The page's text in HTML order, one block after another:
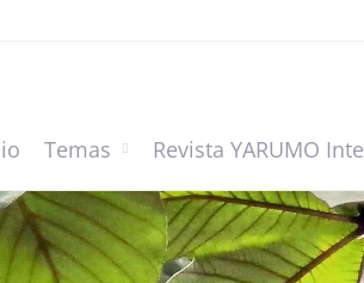
Temas Revista YARUMO